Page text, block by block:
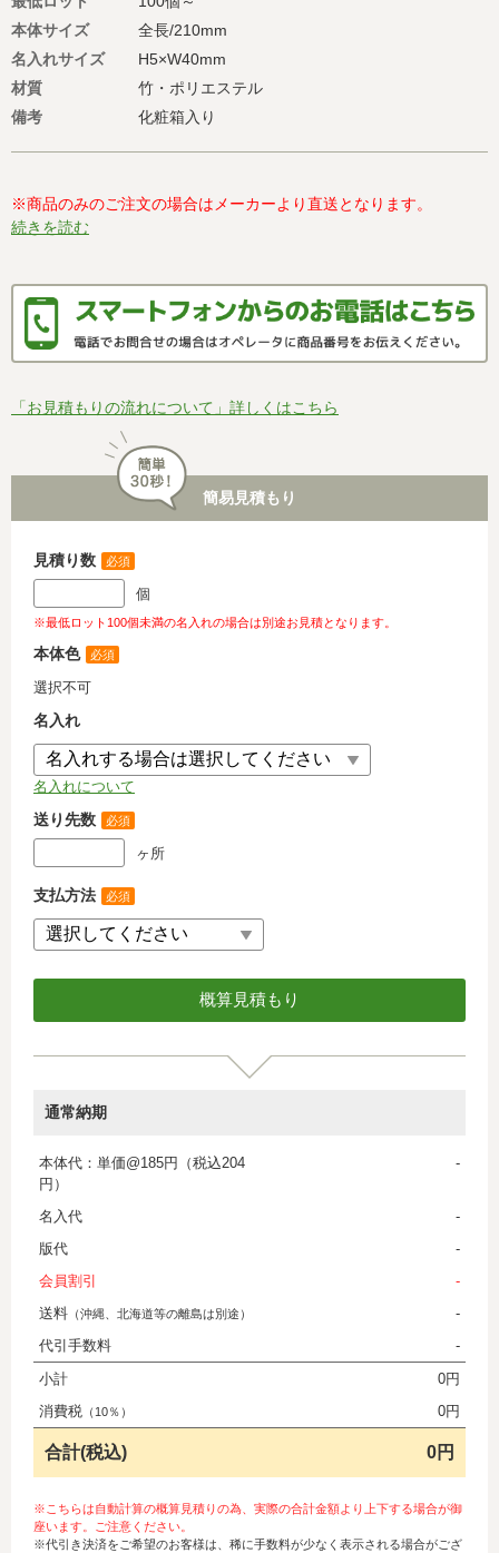
本体サイズ
全長/210mm
名入れサイズ
H5×W40mm
材質
竹・ポリエステル
備考
化粧箱入り
※商品のみのご注文の場合はメーカーより直送となります。
続きを読む
「お見積もりの流れについて」詳しくはこちら
簡易見積もり
見積り数 必須
個
※最低ロット100個未満の名入れの場合は別途お見積となります。
本体色 必須
選択不可
名入れ
名入れについて
送り先数 必須
ヶ所
支払方法 必須
通常納期
本体代：単価@185円（税込204
円）
-
名入代
-
版代
-
会員割引
-
送料 （沖縄、北海道等の離島は別途）
-
代引手数料
-
小計
0円
消費税 （10％） 0円
合計(税込) 0円
※こちらは自動計算の概算見積りの為、実際の合計金額より上下する場合が御
座います。ご注意ください。
※代引き決済をご希望のお客様は、稀に手数料が少なく表示される場合がござ